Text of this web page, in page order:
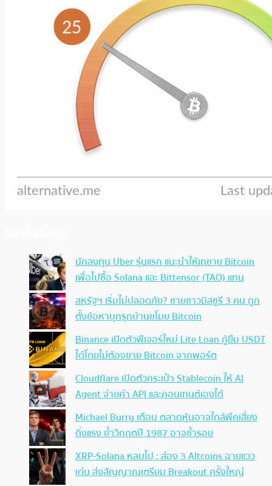
นักลงทุน Uber รุ่นแรก แนะนำให้เทขาย Bitcoin
เพื่อไปซื้อ Solana และ Bittensor (TAO) แทน
สหรัฐฯ เริ่มไม่ปลอดภัย? ชายชาวมิสซูรี 3 คน ถูก
ตั้งข้อหาบุกรุกบ้านขโมย Bitcoin
Binance เปิดตัวฟีเจอร์ใหม่ Lite Loan กู้ยืม USDT
ได้โดยไม่ต้องขาย Bitcoin จากพอร์ต
Cloudflare เปิดตัวกระเป๋า Stablecoin ให้ AI
Agent จ่ายค่า API และคอนเทนต์เองได้
Michael Burry เตือน ตลาดหุ้นอาจใกล้พีคเสี่ยง
ดิ่งแรง ย้ำวิกฤตปี 1987 อาจซ้ำรอย
XRP-Solana หลบไป : ส่อง 3 Altcoins ฉายแวว
เด่น ส่งสัญญาณเตรียม Breakout ครั้งใหญ่